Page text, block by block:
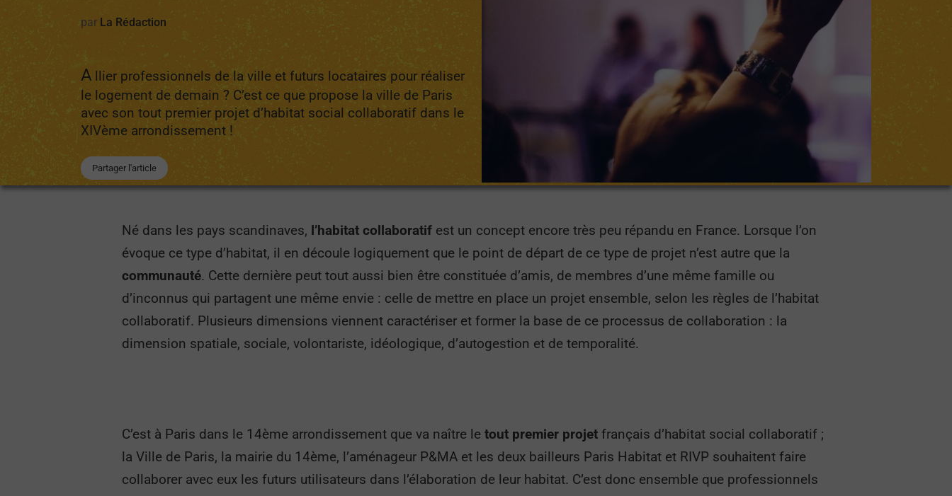
par La Rédaction
A llier professionnels de la ville et futurs locataires pour réaliser
le logement de demain ? C’est ce que propose la ville de Paris
avec son tout premier projet d’habitat social collaboratif dans le
XIVème arrondissement !
Partager l'article
Né dans les pays scandinaves, l’habitat collaboratif est un concept encore très peu répandu en France. Lorsque l’on
évoque ce type d’habitat, il en découle logiquement que le point de départ de ce type de projet n’est autre que la
communauté. Cette dernière peut tout aussi bien être constituée d’amis, de membres d’une même famille ou
d’inconnus qui partagent une même envie : celle de mettre en place un projet ensemble, selon les règles de l’habitat
collaboratif. Plusieurs dimensions viennent caractériser et former la base de ce processus de collaboration : la
dimension spatiale, sociale, volontariste, idéologique, d’autogestion et de temporalité.
C’est à Paris dans le 14ème arrondissement que va naître le tout premier projet français d’habitat social collaboratif ;
la Ville de Paris, la mairie du 14ème, l’aménageur P&MA et les deux bailleurs Paris Habitat et RIVP souhaitent faire
collaborer avec eux les futurs utilisateurs dans l’élaboration de leur habitat. C’est donc ensemble que professionnels